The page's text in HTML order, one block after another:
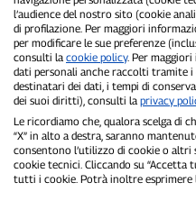
P300.it è una Testata
Registrazione numero 1/
Proprietario ed editore:
Direttore Responsabile:
Privacy
"Se è successo
Copyright ©
l’audience del nostro sito (cookie
di profilazione. Per maggiori
per modificare le sue preferenze
consulti la cookie policy. Per
dati personali anche raccolti tramite
destinatari dei dati, i tempi di
dei suoi diritti), consulti la privacy
Le ricordiamo che, qualora scelga di
“X” in alto a destra, saranno
consentono l’utilizzo di cookie o
cookie tecnici. Cliccando su “Accetta
tutti i cookie. Potrà inoltre esprimere